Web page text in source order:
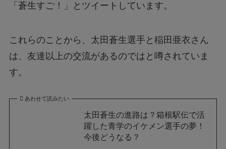
「蒼生すご！」とツイートしています。
これらのことから、太田蒼生選手と稲田亜衣さん
は、友達以上の交流があるのではと噂されていま
す。
あわせて読みたい
太田蒼生の進路は？箱根駅伝で活
躍した青学のイケメン選手の夢！
今後どうなる？